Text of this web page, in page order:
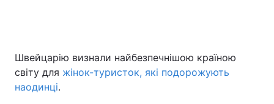
Швейцарію визнали найбезпечнішою країною
світу для жінок-туристок, які подорожують
наодинці.